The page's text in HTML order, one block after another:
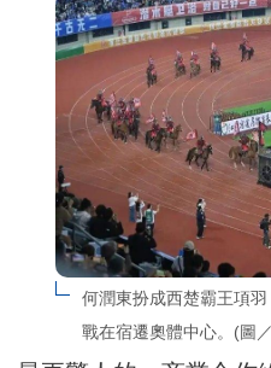
何潤東扮成西楚霸王項
戰在宿遷奧體中心。(圖